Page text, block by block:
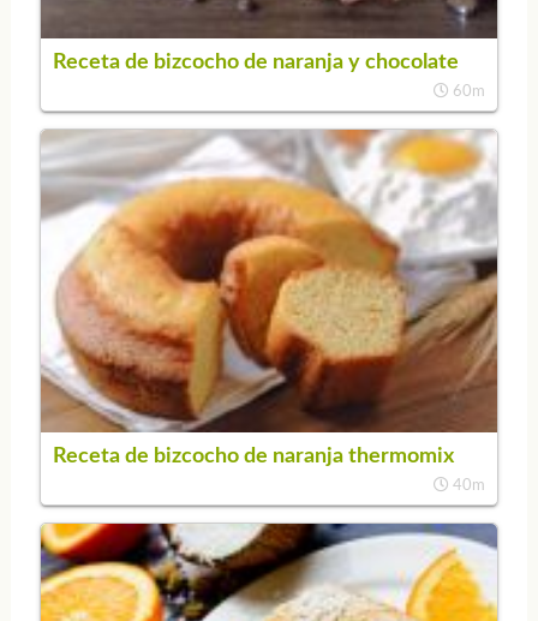
Receta de bizcocho de naranja y chocolate
60m
Receta de bizcocho de naranja thermomix
40m